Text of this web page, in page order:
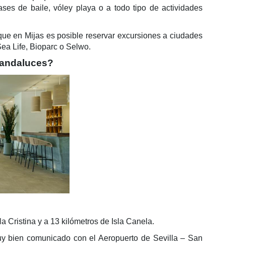
de baile, vóley playa o a todo tipo de actividades
en Mijas es posible reservar excursiones a ciudades
Life, Bioparc o Selwo.
Cristina y a 13 kilómetros de Isla Canela.
bien comunicado con el Aeropuerto de Sevilla – San